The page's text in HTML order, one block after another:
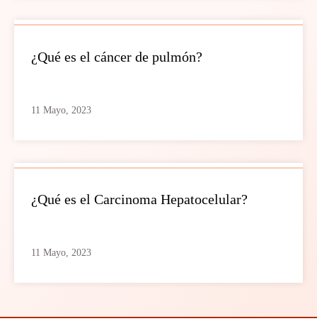
¿Qué es el cáncer de pulmón?
11 Mayo, 2023
¿Qué es el Carcinoma Hepatocelular?
11 Mayo, 2023